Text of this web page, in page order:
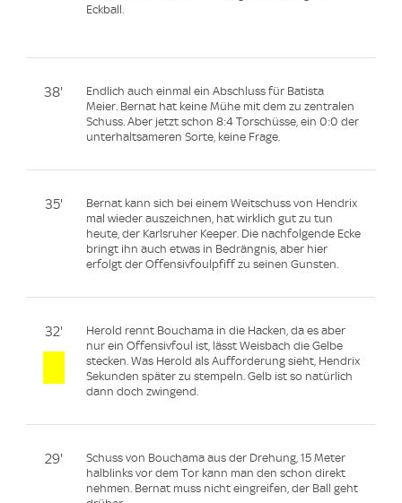
Eckball.
38'
Endlich auch einmal ein Abschluss für Batista
Meier. Bernat hat keine Mühe mit dem zu zentralen
Schuss. Aber jetzt schon 8:4 Torschüsse, ein 0:0 der
unterhaltsameren Sorte, keine Frage.
35'
Bernat kann sich bei einem Weitschuss von Hendrix
mal wieder auszeichnen, hat wirklich gut zu tun
heute, der Karlsruher Keeper. Die nachfolgende Ecke
bringt ihn auch etwas in Bedrängnis, aber hier
erfolgt der Offensivfoulpfiff zu seinen Gunsten.
32'
Herold rennt Bouchama in die Hacken, da es aber
nur ein Offensivfoul ist, lässt Weisbach die Gelbe
stecken. Was Herold als Aufforderung sieht, Hendrix
Sekunden später zu stempeln. Gelb ist so natürlich
dann doch zwingend.
29'
Schuss von Bouchama aus der Drehung, 15 Meter
halblinks vor dem Tor kann man den schon direkt
nehmen. Bernat muss nicht eingreifen, der Ball geht